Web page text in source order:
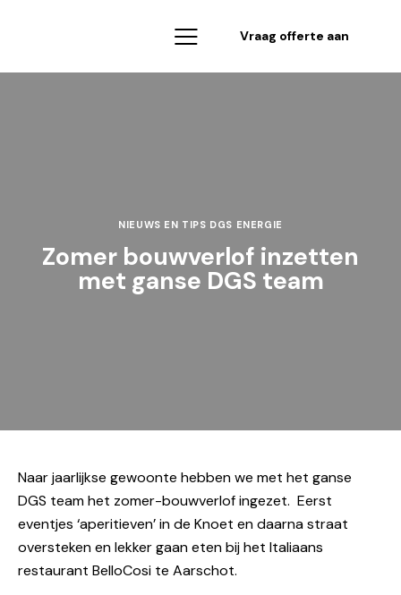
Vraag offerte aan
NIEUWS EN TIPS DGS ENERGIE
Zomer bouwverlof inzetten
met ganse DGS team
Naar jaarlijkse gewoonte hebben we met het ganse
DGS team het zomer-bouwverlof ingezet. Eerst
eventjes ‘aperitieven’ in de Knoet en daarna straat
oversteken en lekker gaan eten bij het Italiaans
restaurant BelloCosi te Aarschot.